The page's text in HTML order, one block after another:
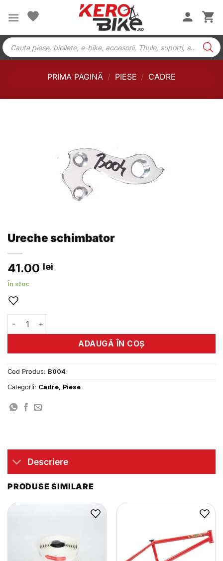
Products
search
PRIMA PAGINĂ / PIESE / CADRE
Ureche schimbator
41.00 lei
În stoc
Cantitate Ureche schimbator
ADAUGĂ ÎN COȘ
Cod Produs: B004
Categorii: Cadre, Piese
Descriere
PRODUSE SIMILARE